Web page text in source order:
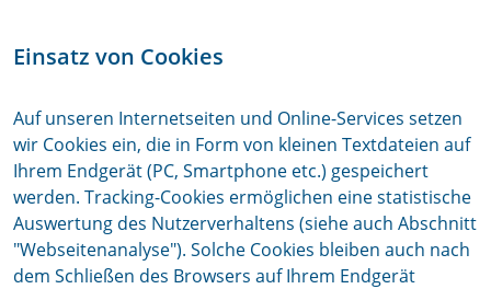
Einsatz von Cookies
Auf unseren Internetseiten und Online-Services setzen
wir Cookies ein, die in Form von kleinen Textdateien auf
Ihrem Endgerät (PC, Smartphone etc.) gespeichert
werden. Tracking-Cookies ermöglichen eine statistische
Auswertung des Nutzerverhaltens (siehe auch Abschnitt
"Webseitenanalyse"). Solche Cookies bleiben auch nach
dem Schließen des Browsers auf Ihrem Endgerät